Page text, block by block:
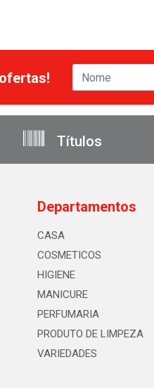
Títulos
Departamentos
CASA
COSMETICOS
HIGIENE
MANICURE
PERFUMARIA
PRODUTO DE LIMPEZA
VARIEDADES